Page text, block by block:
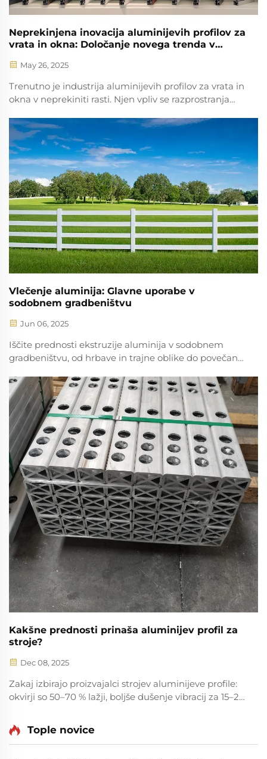
Neprekinjena inovacija aluminijevih profilov za
vrata in okna: Določanje novega trenda v
May 26, 2025
Trenutno je industrija aluminijevih profilov za vrata in
okna v neprekiniti rasti. Njen vpliv se razprostranja
materialov, vnašajoč neprestojno življenje in globoko
spremembe v celotnem gradbenem področju...
Vlečenje aluminija: Glavne uporabe v
sodobnem gradbeništvu
Jun 06, 2025
Iščite prednosti ekstruzije aluminija v sodobnem
gradbeništvu, od hrbave in trajne oblike do povečane
učinkovitost, trajnost in arhitektonsko inovacijo.
Kakšne prednosti prinaša aluminijev profil za
stroje?
Dec 08, 2025
Zakaj izbirajo proizvajalci strojev aluminijeve profile:
okvirji so 50–70 % lažji, boljše dušenje vibracij za 15–20
lastništva (TCO) za 30 %. Odkrijte prednosti, ki
temeljijo na donosu naložbe, v primerjavi s čelikom.
Tople novice